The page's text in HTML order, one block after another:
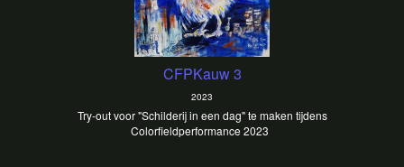
CFPKauw 3
2023
Try-out voor "Schilderij in een dag" te maken tijdens
Colorfieldperformance 2023